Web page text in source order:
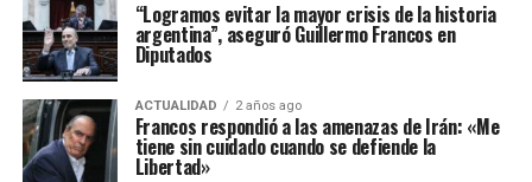
“Logramos evitar la mayor crisis de la historia
argentina”, aseguró Guillermo Francos en
Diputados
ACTUALIDAD 2 años ago
Francos respondió a las amenazas de Irán: «Me
tiene sin cuidado cuando se defiende la
Libertad»